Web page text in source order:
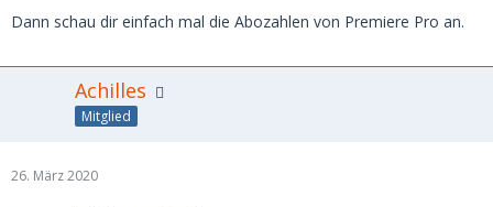
Dann schau dir einfach mal die Abozahlen von Premiere Pro an.
Achilles
Mitglied
26. März 2020